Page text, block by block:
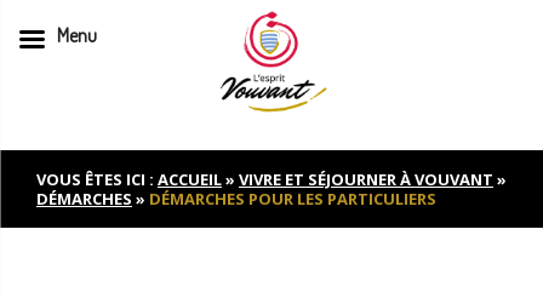
to
contentVOUS ÊTES ICI : ACCUEIL» VIVRE ET SÉJOURNER À VOUVANT »
DÉMARCHES » DÉMARCHES POUR LES PARTICULIERS
Menu